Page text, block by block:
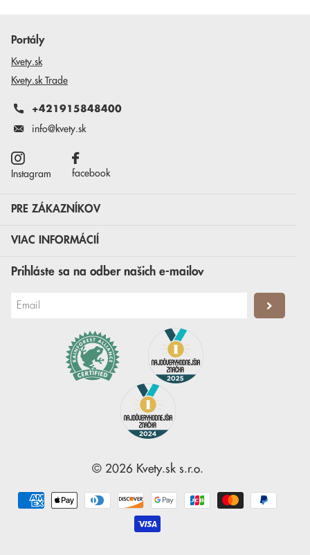
Portály
Kvety.sk
Kvety.sk Trade
+421915848400
info@kvety.sk
Instagram facebook
PRE ZÁKAZNÍKOV
VIAC INFORMÁCIÍ
Prihláste sa na odber našich e-mailov
© 2026 Kvety.sks.r.o.